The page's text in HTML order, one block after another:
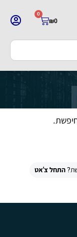
₪0
0
התחל צ'אט